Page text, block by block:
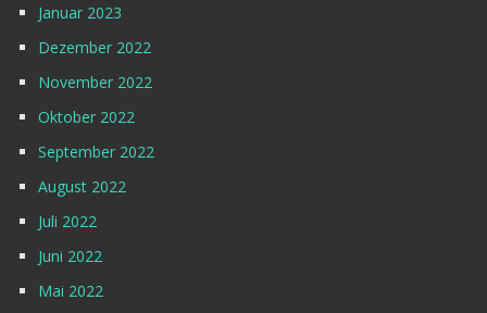
Januar 2023
Dezember 2022
November 2022
Oktober 2022
September 2022
August 2022
Juli 2022
Juni 2022
Mai 2022